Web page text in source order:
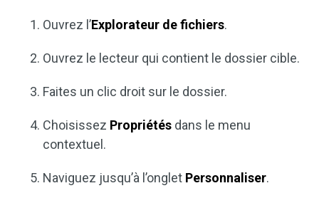
Ouvrez l’Explorateur de fichiers.
Ouvrez le lecteur qui contient le dossier cible.
Faites un clic droit sur le dossier.
Choisissez Propriétés dans le menu
contextuel.
Naviguez jusqu’à l’onglet Personnaliser.